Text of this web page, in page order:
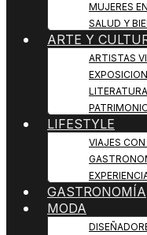
MUJERES
SALUD Y
ARTE Y
ARTISTAS
LIFESTYLE
VIAJES
GASTRONOMÍA
MODA